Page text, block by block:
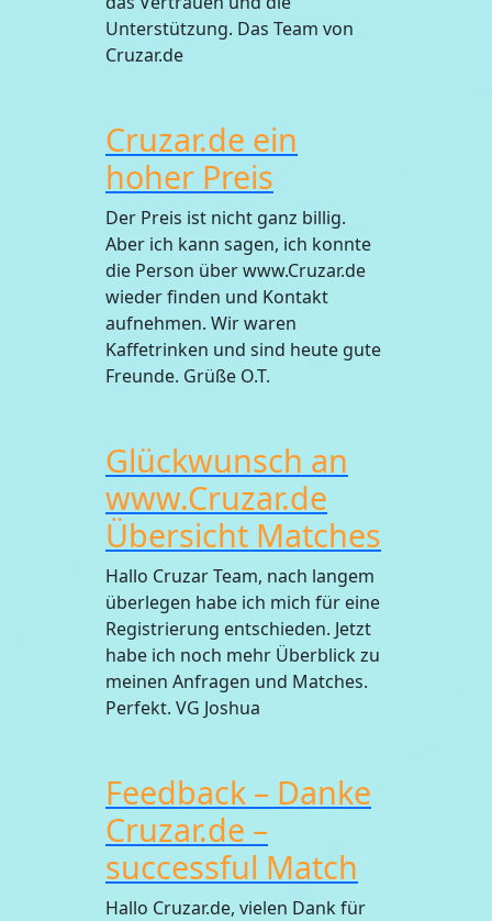
Unterstützung. Das Team von
Cruzar.de
Cruzar.de ein
hoher Preis
Der Preis ist nicht ganz billig.
Aber ich kann sagen, ich konnte
die Person über www.Cruzar.de
wieder finden und Kontakt
aufnehmen. Wir waren
Kaffetrinken und sind heute gute
Freunde. Grüße O.T.
Glückwunsch an
www.Cruzar.de
Übersicht Matches
Hallo Cruzar Team, nach langem
überlegen habe ich mich für eine
Registrierung entschieden. Jetzt
habe ich noch mehr Überblick zu
meinen Anfragen und Matches.
Perfekt. VG Joshua
Feedback – Danke
Cruzar.de –
successful Match
Hallo Cruzar.de, vielen Dank für